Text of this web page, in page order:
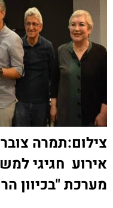
צילום:תמרה
אירוע חגיגי
מערכת "בכיוון